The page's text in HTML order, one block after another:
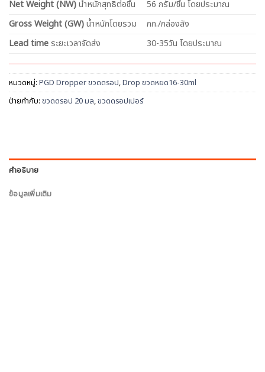
NetWeight (NW)น้ำหนักสุทธิต่อชิ้น
56 กรัม/ชิ้น โดยประมาณ
Gross Weight (GW)น้ำหนักโดยรวม
กก./กล่องลัง
Lead time ระยะเวลาจัดส่ง 30-35วัน โดยประมาณ
หมวดหมู่: PGD Dropper ขวดดรอป,Drop ขวดหยด16-30ml
ป้ายกำกับ: ขวดดรอป 20 มล,ขวดดรอปเปอร์
คำอธิบาย
ข้อมูลเพิ่มเติม